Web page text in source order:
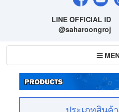
LINE OFFICIAL ID
@saharoongroj
Toggle
ประเภทสินค้